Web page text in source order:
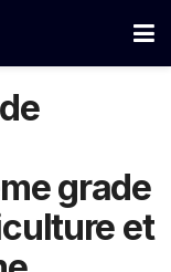
grade
et